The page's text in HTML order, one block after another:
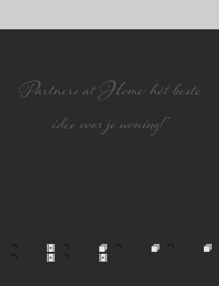
Partners at Home: hét beste
idee voor je woning!”